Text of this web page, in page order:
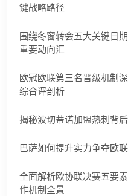
键战略路径
围绕冬窗转会五大关键日
重要动向汇
欧冠欧联第三名晋级机制
综合评剖析
揭秘波切蒂诺加盟热刺背
巴萨如何提升实力争夺欧
全面解析欧协联决赛五要
作机制全景